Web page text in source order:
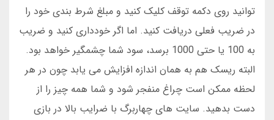
توانید روی دکمه توقف کلیک کنید و مبلغ شرط بندی خود را
در ضریب فعلی دریافت کنید. اما اگر خودداری کنید و ضریب
به 100 یا حتی 1000 برسد، سود شما چشمگیر خواهد بود.
البته ریسک هم به همان اندازه افزایش می یابد چون در هر
لحظه ممکن است چراغ منفجر شود و شما همه چیز را از
دست بدهید. سایت های چهاربرگ با ضرایب بالا در بازی